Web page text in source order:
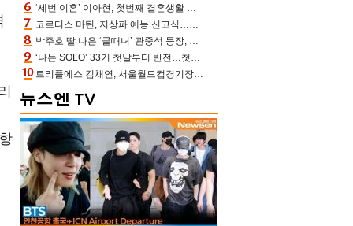
‘세번 이혼’ 이아현, 첫번째 결혼생활 떠올리며 눈물 “첫 남편에 미안해”(새롭게하소서)
코르티스 마틴, 지상파 예능 신고식…저작권 지분 분배 방식까지 공개(라스)
박주호 딸 나은 ‘골때녀’ 관중석 등장, 김민재 복제인간 보고 혼란 [결정적장면]
‘나는 SOLO’ 33기 첫날부터 반전…첫인상 0표 영호, 호감남 급부상
트리플에스 김채연, 서울월드컵경기장에 뜬 맨시티 여신 [포토엔HD]